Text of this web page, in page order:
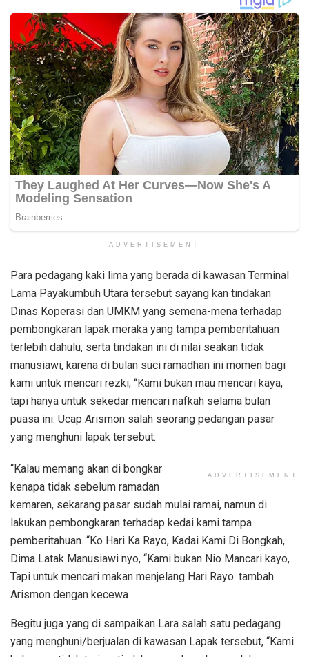
ADVERTISEMENT
Para pedagang kaki lima yang berada di kawasan Terminal
Lama Payakumbuh Utara tersebut sayang kan tindakan
Dinas Koperasi dan UMKM yang semena-mena terhadap
pembongkaran lapak meraka yang tampa pemberitahuan
terlebih dahulu, serta tindakan ini di nilai seakan tidak
manusiawi, karena di bulan suci ramadhan ini momen bagi
kami untuk mencari rezki, “Kami bukan mau mencari kaya,
tapi hanya untuk sekedar mencari nafkah selama bulan
puasa ini. Ucap Arismon salah seorang pedangan pasar
yang menghuni lapak tersebut.
ADVERTISEMENT
“Kalau memang akan di bongkar
kenapa tidak sebelum ramadan
kemaren, sekarang pasar sudah mulai ramai, namun di
lakukan pembongkaran terhadap kedai kami tampa
pemberitahuan. “Ko Hari Ka Rayo, Kadai Kami Di Bongkah,
Dima Latak Manusiawi nyo, “Kami bukan Nio Mancari kayo,
Tapi untuk mencari makan menjelang Hari Rayo. tambah
Arismon dengan kecewa
Begitu juga yang di sampaikan Lara salah satu pedagang
yang menghuni/berjualan di kawasan Lapak tersebut, “Kami